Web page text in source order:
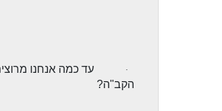
·
עד כמה אנחנו
הקב"ה?